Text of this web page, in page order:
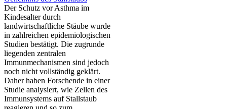
Der Schutz vor Asthma im
Kindesalter durch
landwirtschaftliche Stäube wurde
in zahlreichen epidemiologischen
Studien bestätigt. Die zugrunde
liegenden zentralen
Immunmechanismen sind jedoch
noch nicht vollständig geklärt.
Daher haben Forschende in einer
Studie analysiert, wie Zellen des
Immunsystems auf Stallstaub